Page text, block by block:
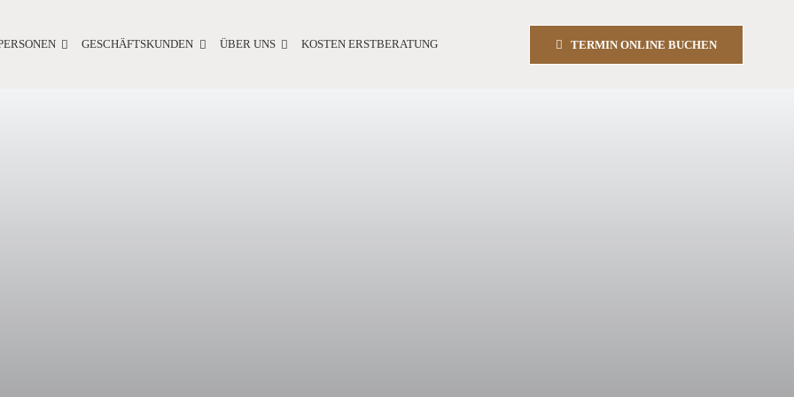
GESCHÄFTSKUNDEN ÜBER UNS KOSTEN ERSTBERATUNG TERMIN ONLINE BUCHEN